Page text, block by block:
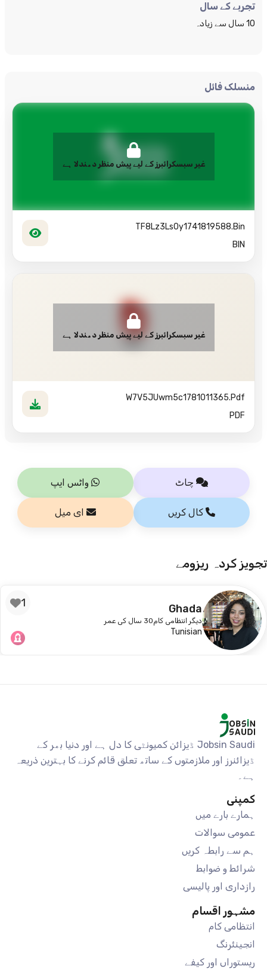
تجربے کے سال
10 سال سے زیادہ
منسلک فائل
غیر سبسکرائبرز کے لیے پیش منظر دھندلا ہے
TF8Lz3Ls0y1741819588.bin
BIN
PDF
غیر سبسکرائبرز کے لیے پیش منظر دھندلا ہے
W7V5JUwm5c1781011365.pdf
PDF
چاٹ واٹس ایپ
کال کریں ای میل
تجویز کردہ ریزومے
Ghada
دیگر انتظامی کام 30 سال کی عمر
Tunisian
1
Jobsin Saudi ڈیزائن کمیونٹی کا دل ہے اور دنیا بھر کے
ڈیزائنرز اور ملازمتوں کے ساتھ تعلق قائم کرنے کا بہترین ذریعہ
ہے۔
کمپنی
ہمارے بارے میں
عمومی سوالات
ہم سے رابطہ کریں
شرائط و ضوابط
رازداری اور پالیسی
مشہور اقسام
انتظامی کام
انجینئرنگ
ریستوراں اور کیفے